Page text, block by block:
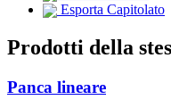
Esporta Capitolato
Prodotti della
Panca lineare